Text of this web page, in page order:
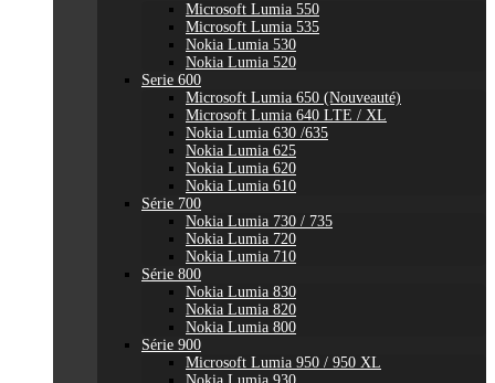
Microsoft Lumia 550
Microsoft Lumia 535
Nokia Lumia 530
Nokia Lumia 520
Serie 600
Microsoft Lumia 650 (Nouveauté)
Microsoft Lumia 640 LTE / XL
Nokia Lumia 630 /635
Nokia Lumia 625
Nokia Lumia 620
Nokia Lumia 610
Série 700
Nokia Lumia 730 / 735
Nokia Lumia 720
Nokia Lumia 710
Série 800
Nokia Lumia 830
Nokia Lumia 820
Nokia Lumia 800
Série 900
Microsoft Lumia 950 / 950 XL